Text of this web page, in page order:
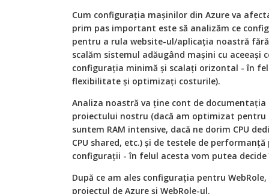
Cum configuraţia maşinilor din Azure va
prim pas important este să analizăm ce
pentru a rula website-ul/aplicaţia noastră
scalăm sistemul adăugând maşini cu aceeaşi
configuraţia minimă şi scalaţi orizontal - în
flexibilitate şi optimizaţi costurile).
Analiza noastră va ţine cont de documentaţia
proiectului nostru (dacă am optimizat pentru
suntem RAM intensive, dacă ne dorim CPU
CPU shared, etc.) şi de testele de
configuraţii - în felul acesta vom putea
După ce am ales configuraţia pentru
proiectul de Azure şi WebRole-ul.